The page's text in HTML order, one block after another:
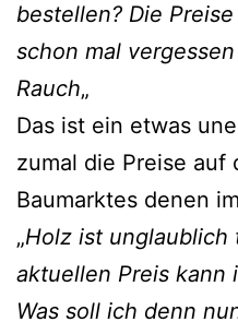
bestellen? Die
schon mal
Rauch„
Das ist ein etwas
zumal die Preise auf
Baumarktes denen
„Holz ist unglaublich
aktuellen Preis kann
Was soll ich denn